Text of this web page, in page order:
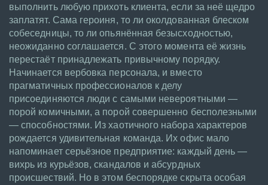
выполнить любую прихоть клиента, если за неё щедро
заплатят. Сама героиня, то ли околдованная блеском
собеседницы, то ли опьянённая безысходностью,
неожиданно соглашается. С этого момента её жизнь
перестаёт принадлежать привычному порядку.
Начинается вербовка персонала, и вместо
прагматичных профессионалов к делу
присоединяются люди с самыми невероятными —
порой комичными, а порой совершенно бесполезными
— способностями. Из хаотичного набора характеров
рождается удивительная команда. Их офис мало
напоминает серьёзное предприятие: каждый день —
вихрь из курьёзов, скандалов и абсурдных
происшествий. Но в этом беспорядке скрыта особая